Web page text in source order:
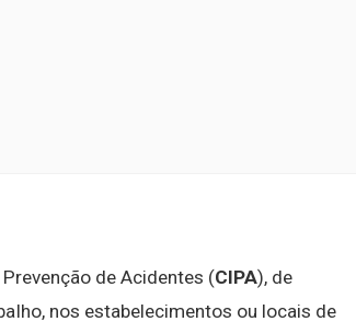
de Acidentes (CIPA), de
nos estabelecimentos ou locais de